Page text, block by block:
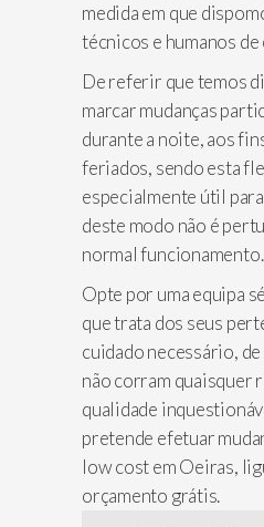
medida em que
técnicos e humanos de
De referir que temos
marcar mudanças
durante a noite, aos
feriados, sendo esta
especialmente útil
deste modo não é
normal funcionamento.
Opte por uma equipa
que trata dos seus
cuidado necessário,
não corram quaisquer
qualidade
pretende efetuar
low cost em Oeiras,
orçamento grátis.